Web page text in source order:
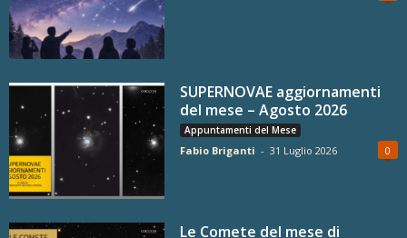
SUPERNOVAE aggiornamenti
del mese – Agosto 2026
Appuntamenti del Mese
Fabio Briganti - 31 Luglio 2026 0
Le Comete del mese di